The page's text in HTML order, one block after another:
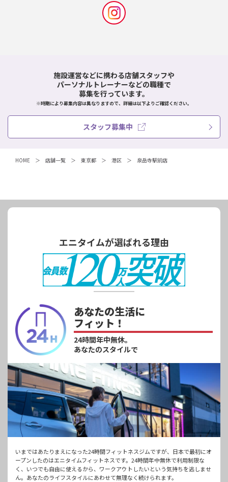
施設運営などに携わる店舗スタッフや
パーソナルトレーナーなどの職種で
募集を行っています。
※時期により募集内容は異なりますので、詳細は以下よりご確認ください。
スタッフ募集中
HOME 店舗一覧 東京都 港区 泉岳寺駅前店
エニタイムが選ばれる理由
あなたの生活に
フィット！
24時間年中無休。
あなたのスタイルで
いまではあたりまえになった24時間フィットネスジムですが、日本で最初にオ
ープンしたのはエニタイムフィットネスです。24時間年中無休で利用制限な
く、いつでも自由に使えるから、ワークアウトしたいという気持ちを逃しませ
ん。あなたのライフスタイルにあわせて無理なく続けられます。